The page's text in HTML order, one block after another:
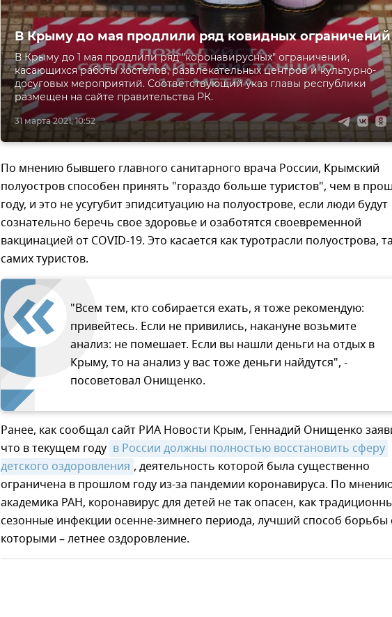
31 марта 2021, 10:52
В Крыму до мая продлили ряд ковидных ограничений
В Крыму до 1 мая продлили ряд "коронавирусных" ограничений,
касающихся работы хостелов, развлекательных центров и культурно-
досуговых мероприятий. Соответствующий указ главы республики
размещен на сайте правительства РК.
По мнению бывшего главного санитарного врача России, Крымский
полуостров способен принять "гораздо больше туристов", чем в
году, и это не усугубит эпидситуацию на полуострове, если люди будут
сознательно беречь свое здоровье и озаботятся своевременной
вакцинацией от COVID-19. Это касается как туротрасли полуострова,
самих туристов.
"Всем тем, кто собирается ехать, я тоже рекомендую:
привейтесь. Если не привились, накануне возьмите
анализ: не помешает. Если вы нашли деньги на отдых в
Крыму, то на анализ у вас тоже деньги найдутся", -
посоветовал Онищенко.
Ранее, как сообщал сайт РИА Новости Крым, Геннадий Онищенко
что в текущем году в России должны полностью восстановить сферу
детского оздоровления , деятельность которой была существенно
ограничена в прошлом году из-за пандемии коронавируса. По
академика РАН, коронавирус для детей не так опасен, как
сезонные инфекции осенне-зимнего периода, лучший способ борьбы
которыми – летнее оздоровление.